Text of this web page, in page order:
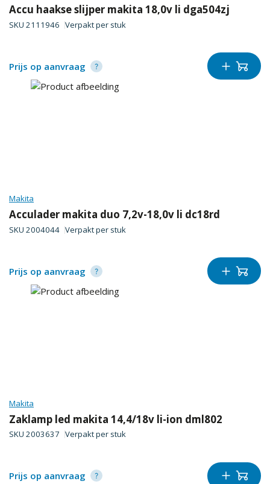
Accu haakse slijper makita 18,0v li dga504zj
SKU 2111946 Verpakt per stuk
Prijs op aanvraag
Makita
Acculader makita duo 7,2v-18,0v li dc18rd
SKU 2004044 Verpakt per stuk
Prijs op aanvraag
Makita
Zaklamp led makita 14,4/18v li-ion dml802
SKU 2003637 Verpakt per stuk
Prijs op aanvraag